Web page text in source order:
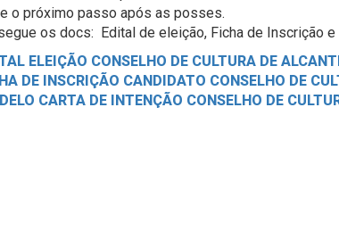
o próximo passo após as posses.
os docs: Edital de eleição, Ficha de Inscrição
ELEIÇÃO CONSELHO DE CULTURA DE
DE INSCRIÇÃO CANDIDATO CONSELHO DE
CARTA DE INTENÇÃO CONSELHO DE